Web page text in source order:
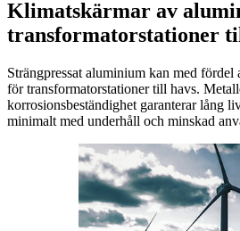
Klimatskärmar av
transformatorstationer
Strängpressat aluminium kan med
för transformatorstationer till havs.
korrosionsbeständighet garanterar lång
minimalt med underhåll och minskad